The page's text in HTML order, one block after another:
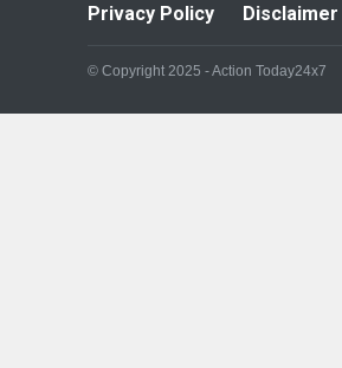
Privacy Policy
Disclaimer
© Copyright 2025 - Action Today24x7